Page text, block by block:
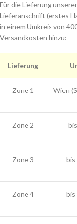
Für die Lieferung
Lieferanschrift (erstes
in einem Umkreis von
Versandkosten hinzu:
Lieferung
Zone 1 Wien
Zone 2
Zone 3 bis
Zone 4 bis